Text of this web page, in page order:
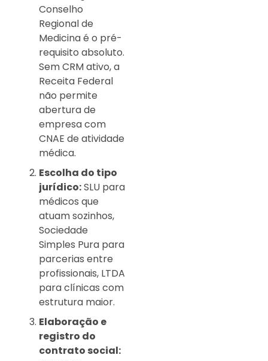
Conselho
Regional de
Medicina é o pré-
requisito absoluto.
Sem CRM ativo, a
Receita Federal
não permite
abertura de
empresa com
CNAE de atividade
médica.
Escolha do tipo
jurídico:SLU para
médicos que
atuam sozinhos,
Sociedade
Simples Pura para
parcerias entre
profissionais, LTDA
para clínicas com
estrutura maior.
Elaboração e
registro do
contrato social: